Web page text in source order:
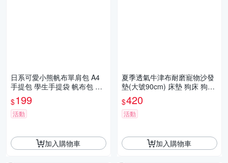
日系可愛小熊帆布單肩包 A4
手提包 學生手提袋 帆布包 購
物袋 休閒包
$199
活動
加入購物車
夏季透氣牛津布耐磨寵物沙發
墊(大號90cm) 床墊 狗床 狗墊
貓床 中型 大型 四季通用
$420
活動
加入購物車